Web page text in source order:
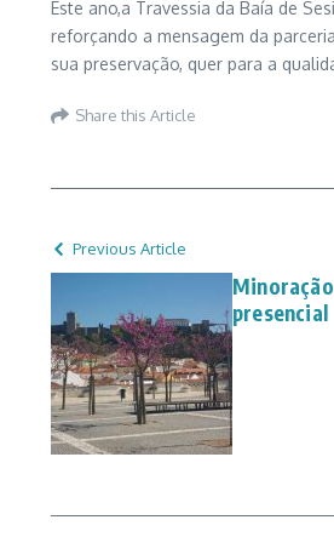
Este ano,a Travessia da Baía de
reforçando a mensagem da
sua preservação, quer para a
Share this Article
Previous Article
presencial